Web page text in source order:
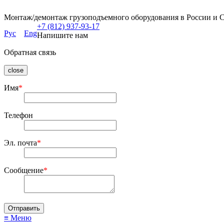
Монтаж/демонтаж грузоподъемного оборудования в России и
Рус
Eng
+7 (812) 937-93-17
Напишите нам
Обратная связь
close
Имя*
Телефон
Эл. почта*
Сообщение*
≡ Меню